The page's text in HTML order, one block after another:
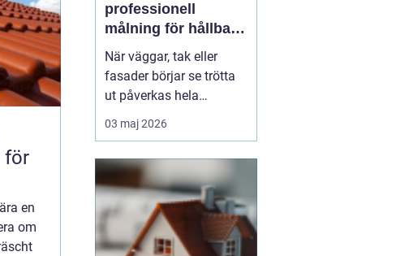
för
en
om
professionell
målning för hållbara
och snygga resultat
När väggar, tak eller
fasader börjar se trötta
ut påverkas hela
intrycket av en bostad
eller fastighet. Måleri
färg på en yta, utan om
skydd, trivsel och
långsiktigt värde. För
den som sök...
03 maj 2026